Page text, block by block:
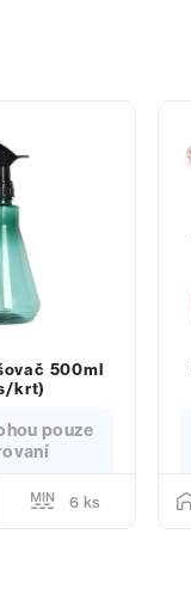
500ml
krt)
pouze
6 ks